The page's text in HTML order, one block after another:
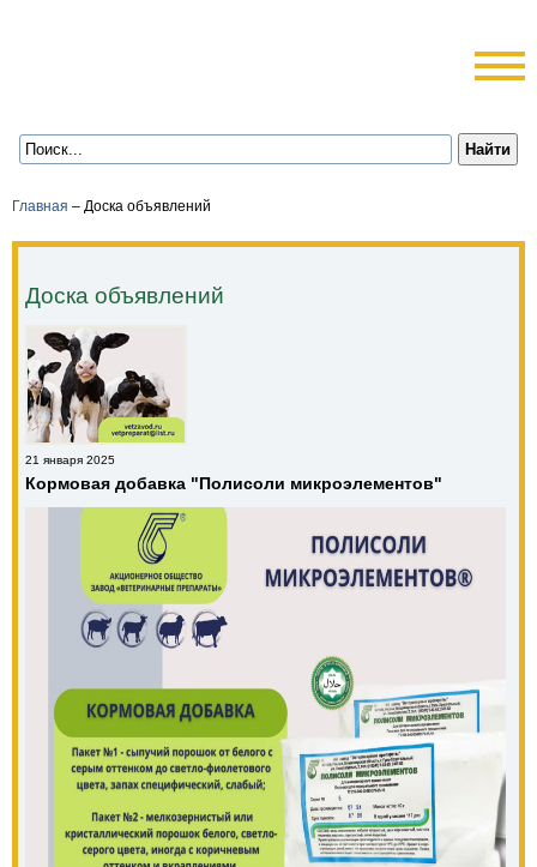
Главная – Доска объявлений
Доска объявлений
21 января 2025
Кормовая добавка "Полисоли микроэлементов"